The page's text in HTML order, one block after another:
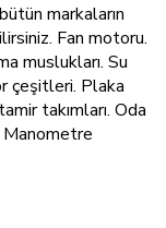
markaların
Fan motoru.
muslukları. Su
çeşitleri. Plaka
takımları. Oda
Manometre